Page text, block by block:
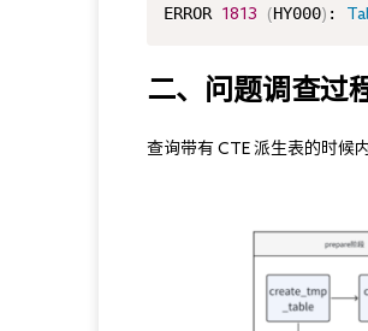
ERROR
1813 (HY000) :
二、问题调查过
查询带有 CTE 派生表的时候